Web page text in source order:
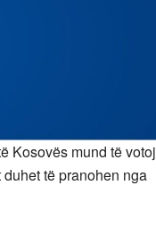
Kosovës mund të
të pranohen nga